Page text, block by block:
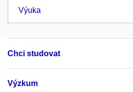
Výuka
Chci studovat
Výzkum